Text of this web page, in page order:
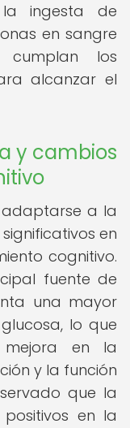
la ingesta de
en sangre
los
alcanzar el
y cambios
a la
en
cognitivo.
fuente de
una mayor
lo que
en la
y la función
que la
en la